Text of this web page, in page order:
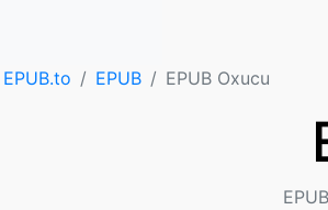
EPUB.to EPUB EPUB Oxucu